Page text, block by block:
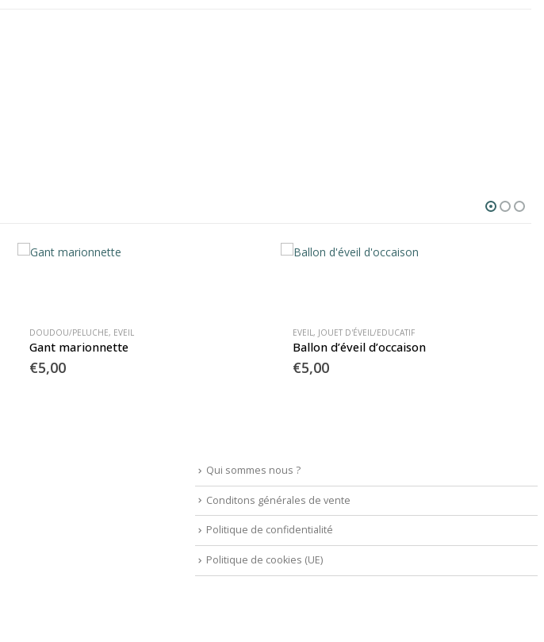
DOUDOU/PELUCHE, EVEIL
Gant marionnette
€5,00
EVEIL, JOUET D'ÉVEIL/EDUCATIF
Ballon d’éveil d’occaison
€5,00
Qui sommes nous ?
Conditons générales de vente
Politique de confidentialité
Politique de cookies (UE)